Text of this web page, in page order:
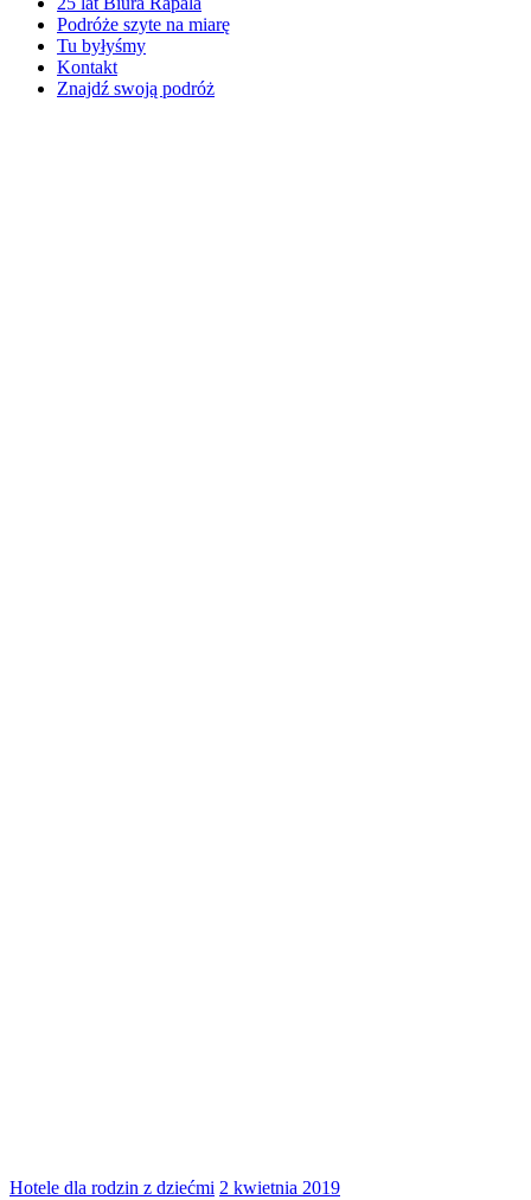
Podróże szyte na miarę
Tu byłyśmy
Kontakt
Znajdź swoją podróż
Hotele dla rodzin z dziećmi 2 kwietnia 2019